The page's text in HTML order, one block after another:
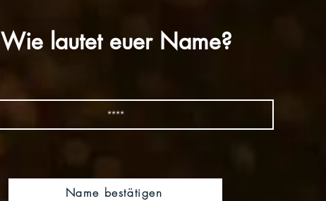
Wie lautet euer Name?
Name bestätigen